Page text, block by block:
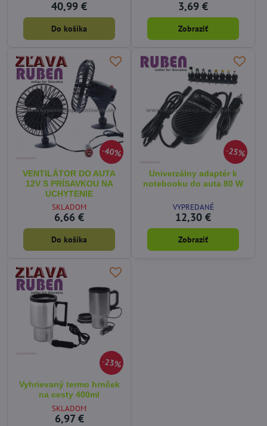
40,99 €
Do košíka
3,69 €
Zobraziť
40%
VENTILÁTOR DO AUTA
12V S PRÍSAVKOU NA
UCHYTENIE
SKLADOM
6,66 €
Do košíka
25%
Univerzálny adaptér k
notebooku do auta 80 W
VYPREDANÉ
12,30 €
Zobraziť
23%
Vyhrievaný termo hrnček
na cesty 400ml
SKLADOM
6,97 €